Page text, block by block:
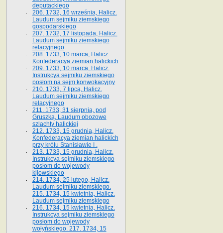
deputackiego
206. 1732, 16 września, Halicz.
Laudum sejmiku ziemskiego
gospodarskiego
207. 1732, 17 listopada, Halicz.
Laudum sejmiku ziemskiego
relacyjnego
208. 1733, 10 marca, Halicz.
Konfederacya ziemian halickich­
209. 1733, 10 marca, Halicz.
Instrukcya sejmiku ziemskiego
posłom na sejm konwokacyjny
210. 1733, 7 lipca, Halicz.
Laudum sejmiku ziemskiego
relacyjnego
211. 1733, 31 sierpnia, pod
Gruszką. Laudum obozowe
szlachty halickiej
212. 1733, 15 grudnia, Halicz.
Konfederacya ziemian halickich
przy królu Stanisławie I .
213. 1733, 15 grudnia, Halicz.
Instrukcya sejmiku ziemskiego
posłom do wojewody
kijowskiego
214. 1734, 25 lutego, Halicz.
Laudum sejmiku ziemskiego.
215. 1734, 15 kwietnia, Halicz.
Laudum sejmiku ziemskiego
216. 1734, 15 kwietnia, Halicz.
Instrukcya sejmiku ziemskiego
posłom do wojewody
wołyńskiego. 217. 1734, 15